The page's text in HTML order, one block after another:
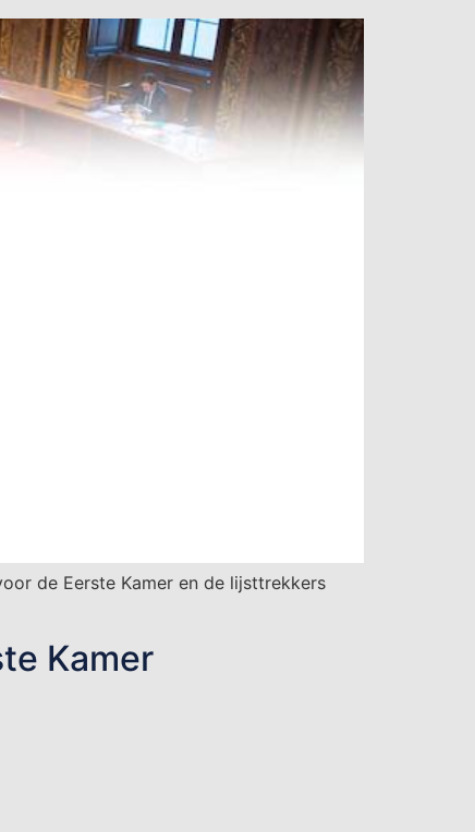
de Eerste Kamer en de lijsttrekkers
Kamer